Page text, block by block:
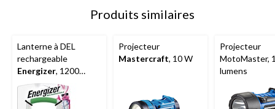
Produits similaires
Lanterne à DEL
rechargeable
Energizer, 1200
lumens
Projecteur
Mastercraft, 10 W
Projecteur
MotoMaster,
lumens